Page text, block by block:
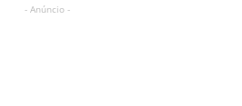
- Anúncio -